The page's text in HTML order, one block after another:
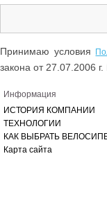
Принимаю условия
закона от 27.07.2006
Информация
ИСТОРИЯ КОМПАНИИ
ТЕХНОЛОГИИ
КАК ВЫБРАТЬ
Карта сайта